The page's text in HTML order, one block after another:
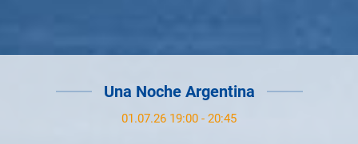
Una Noche Argentina
01.07.26 19:00 - 20:45